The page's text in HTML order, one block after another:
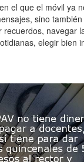
el que el móvil ya
sino
recuerdos, navegar
elegir bien